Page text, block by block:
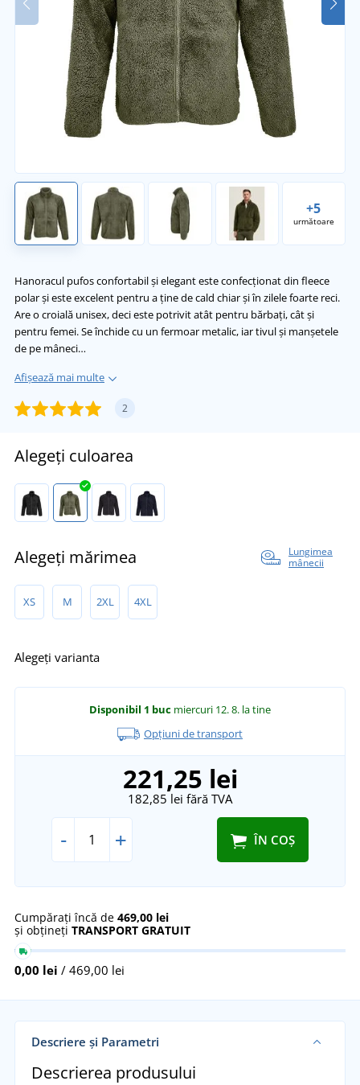
+5
următoare
Hanoracul pufos confortabil și elegant este confecționat din fleece
polar și este excelent pentru a ține de cald chiar și în zilele foarte reci.
Are o croială unisex, deci este potrivit atât pentru bărbați, cât și
pentru femei. Se închide cu un fermoar metalic, iar tivul și manșetele
de pe mâneci…
Afișează mai multe
2
Alegeți culoarea
Alegeți mărimea
Lungimea
mânecii
XS M 2XL 4XL
Alegeți varianta
Disponibil 1 buc miercuri 12. 8. la tine
Opțiuni de transport
221,25 lei
182,85 lei fără TVA
- + ÎN COȘ
Cumpărați încă de 469,00 lei
și obțineți TRANSPORT GRATUIT
0,00 lei / 469,00 lei
Descriere și Parametri
Descrierea produsului